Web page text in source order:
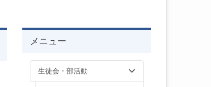
メニュー
生徒会・部活動